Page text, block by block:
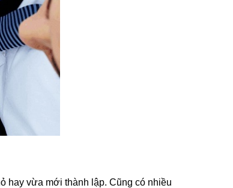
hay vừa mới thành lập. Cũng có nhiều